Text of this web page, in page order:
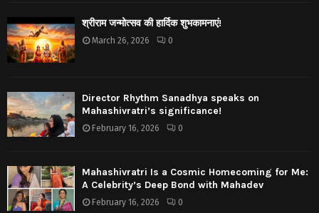
श्रीराम जन्मोत्सव की हार्दिक शुभकामनाएं!
March 26, 2026 0
Director Rhythm Sanadhya speaks on
Mahashivratri’s significance!
February 16, 2026 0
Mahashivratri Is a Cosmic Homecoming for Me:
A Celebrity’s Deep Bond with Mahadev
February 16, 2026 0